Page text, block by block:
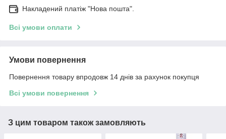
Накладений платіж "Нова пошта".
Всі умови оплати
Умови повернення
Повернення товару впродовж 14 днів за рахунок покупця
Всі умови повернення
З цим товаром також замовляють